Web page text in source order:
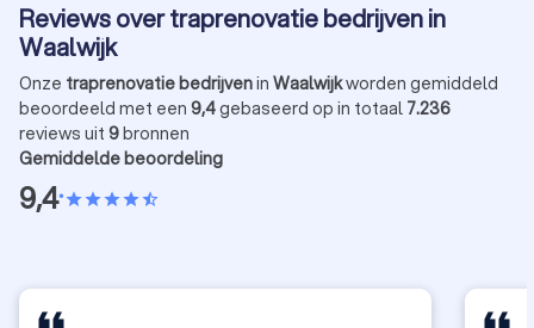
Reviews over traprenovatie bedrijven in
Waalwijk
Onze traprenovatie bedrijvenin Waalwijkworden gemiddeld
beoordeeld met een 9,4gebaseerd op in totaal 7.236
reviews uit 9bronnen
Gemiddelde beoordeling
9,4•starstarstarstarstar_half